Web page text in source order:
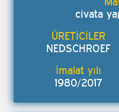
civata
NEDSCHROEF
1980/2017